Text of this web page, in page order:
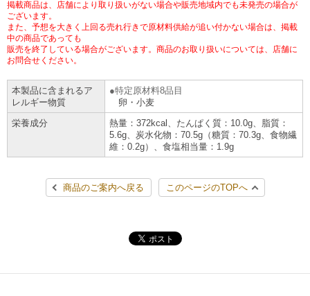
ニンテンドー・ダウンロードカード
スキャン
ファクス
チケット
セブン銀行ATM
ご利用可能なお支払い方法
各種料金のお支払い
チケットぴあ
イープラス
CNプレイガイド
タワーレコード
セブンネットショッピング
停電時のサービス停止のお知らせ
貸借対照表・損益計算書
沿革
国内店舗数
サステナビリティ推進体制
GREEN CHALLENGE 2050
4VISIONS
サステナビリティニュース
サステナビリティレポート
店舗検索
ネットショッピング
お問い合わせ
Language
English (Corporate)
English (Services)
한국어(서비스)
掲載商品は、店舗により取り扱いがない場合や販売地域内でも未発売の場合が
ございます。
また、予想を大きく上回る売れ行きで原材料供給が追い付かない場合は、掲載
中の商品であっても
販売を終了している場合がございます。商品のお取り扱いについては、店舗に
お問合せください。
本製品に含まれるア
レルギー物質
特定原材料8品目
卵・小麦
栄養成分
熱量：372kcal、たんぱく質：10.0g、脂質：
5.6g、炭水化物：70.5g（糖質：70.3g、食物繊
維：0.2g）、食塩相当量：1.9g
商品のご案内へ戻る このページのTOPへ